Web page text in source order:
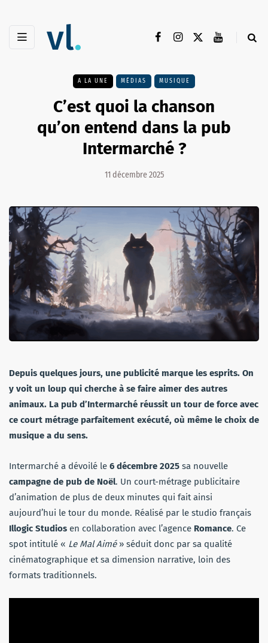
A LA UNE MÉDIAS MUSIQUE
C’est quoi la chanson
qu’on entend dans la pub
Intermarché ?
11 décembre 2025
Depuis quelques jours, une publicité marque les esprits. On
y voit un loup qui cherche à se faire aimer des autres
animaux. La pub d’Intermarché réussit un tour de force avec
ce court métrage parfaitement exécuté, où même le choix de
musique a du sens.
Intermarché a dévoilé le 6 décembre 2025 sa nouvelle
campagne de pub de Noël. Un court-métrage publicitaire
d’animation de plus de deux minutes qui fait ainsi
aujourd’hui le tour du monde. Réalisé par le studio français
Illogic Studios en collaboration avec l’agence Romance. Ce
spot intitulé « Le Mal Aimé» séduit donc par sa qualité
cinématographique et sa dimension narrative, loin des
formats traditionnels.